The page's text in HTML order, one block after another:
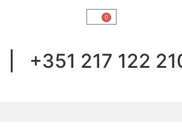
0
| +351 217 122